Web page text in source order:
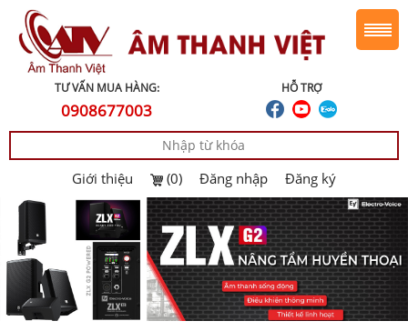
HỖ TRỢ
TƯ VẤN MUA HÀNG:
0908677003
Giới thiệu (0) Đăng nhập Đăng ký